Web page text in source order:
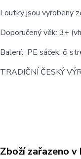
Loutky jsou vyrobeny
Doporučený věk: 3+
Balení: PE sáček, či
TRADIČNÍ ČESKÝ
Zboží zařazeno